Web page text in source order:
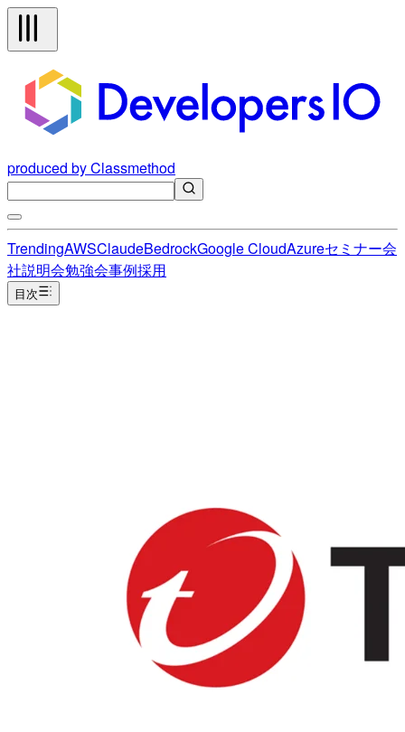
produced by Classmethod
TrendingAWSClaudeBedrockGoogle CloudAzureセミナー会
社説明会勉強会事例採用
目次